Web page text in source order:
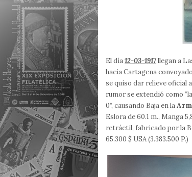
El día12-03-1917llegan a
hacia Cartagena
se quiso dar relieve oficial
rumor se extendió como
0”, causando Baja en la
Eslora de 60.1 m., Manga
retráctil, fabricado por la
65.300 $ USA (3.383.500 P.)